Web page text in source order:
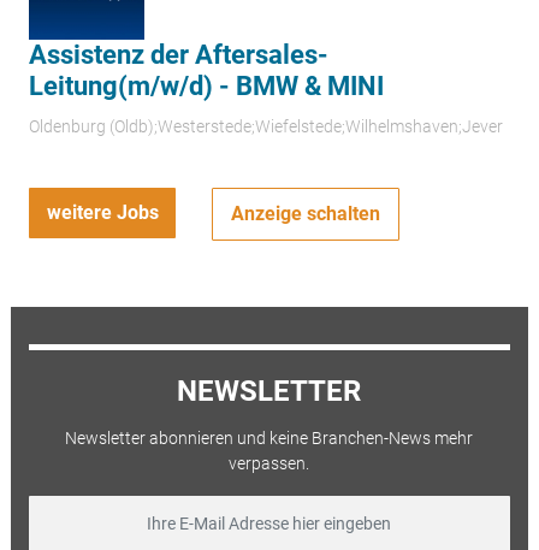
Assistenz der Aftersales-
Leitung(m/w/d) - BMW & MINI
Oldenburg (Oldb);Westerstede;Wiefelstede;Wilhelmshaven;Jever
weitere Jobs Anzeige schalten
NEWSLETTER
Newsletter abonnieren und keine Branchen-News mehr
verpassen.